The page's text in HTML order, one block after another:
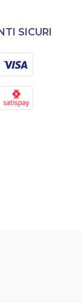
SICURI